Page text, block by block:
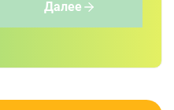
Далее